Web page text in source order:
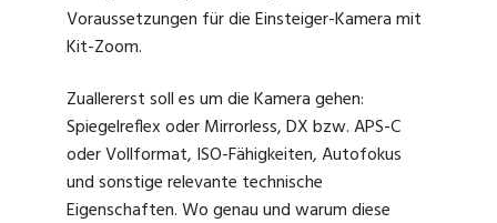
Voraussetzungen für die Einsteiger-Kamera mit
Kit-Zoom.
Zuallererst soll es um die Kamera gehen:
Spiegelreflex oder Mirrorless, DX bzw. APS-C
oder Vollformat, ISO-Fähigkeiten, Autofokus
und sonstige relevante technische
Eigenschaften. Wo genau und warum diese